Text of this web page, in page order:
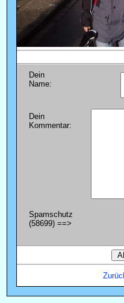
Dein
Name:
Dein
Kommentar:
Spamschutz
(58699) ==>